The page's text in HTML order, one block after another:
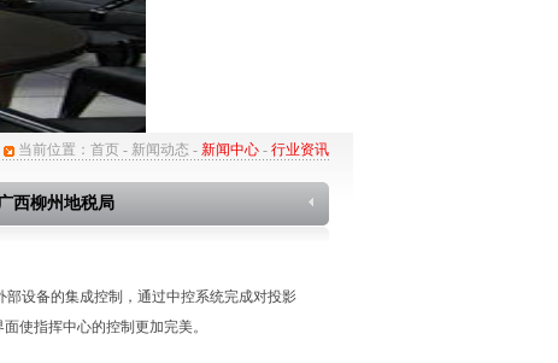
当前位置： 首页- 新闻动态 - 新闻中心- 行业资讯
西柳州地税局
设备的集成控制，通过中控系统完成对投影
使指挥中心的控制更加完美。